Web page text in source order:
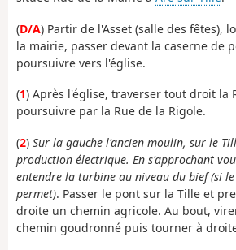
(D/A) Partir de l'Asset (salle des fêtes),
la mairie, passer devant la caserne de
poursuivre vers l'église.
(1) Après l'église, traverser tout droit la
poursuivre par la Rue de la Rigole.
(2) Sur la gauche l'ancien moulin, sur le
production électrique. En s'approchant
entendre la turbine au niveau du bief (si
permet). Passer le pont sur la Tille et
droite un chemin agricole. Au bout,
chemin goudronné puis tourner à